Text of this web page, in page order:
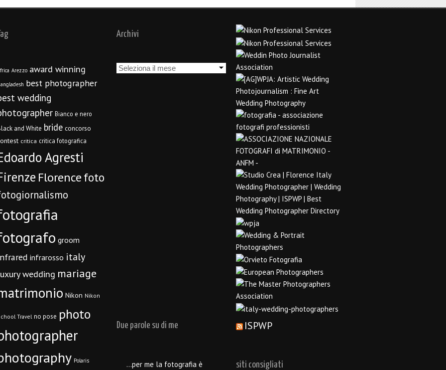
Arezzo award winning
best photographer
wedding
Bianco e nero
and White bride concorso
critica critica fotografica
Agresti
Florencefoto
groom
infrarosso italy
wedding mariage
Nikon Nikon
Travel no pose photo
Polaris
Archivi
Archivi
Due parole su di me
…per me la fotografia è
ISPWP
siti consigliati